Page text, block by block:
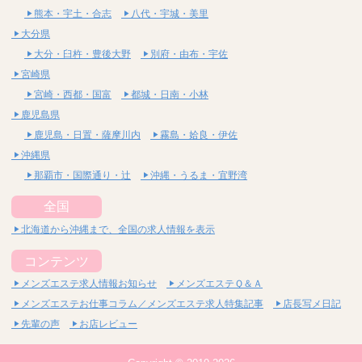
熊本・宇土・合志
八代・宇城・美里
大分県
大分・臼杵・豊後大野
別府・由布・宇佐
宮崎県
宮崎・西都・国富
都城・日南・小林
鹿児島県
鹿児島・日置・薩摩川内
霧島・姶良・伊佐
沖縄県
那覇市・国際通り・辻
沖縄・うるま・宜野湾
全国
北海道から沖縄まで、全国の求人情報を表示
コンテンツ
メンズエステ求人情報お知らせ
メンズエステＱ＆Ａ
メンズエステお仕事コラム／メンズエステ求人特集記事
店長写メ日記
先輩の声
お店レビュー